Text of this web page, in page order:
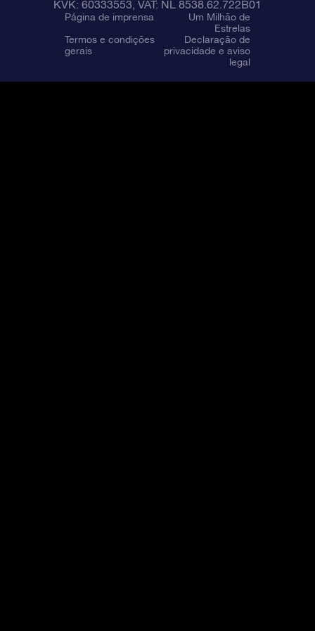
KVK: 60333553, VAT: NL 8538.62.722B01
Página de imprensa
Um Milhão de
Estrelas
Termos e condições
gerais
Declaração de
privacidade e aviso
legal